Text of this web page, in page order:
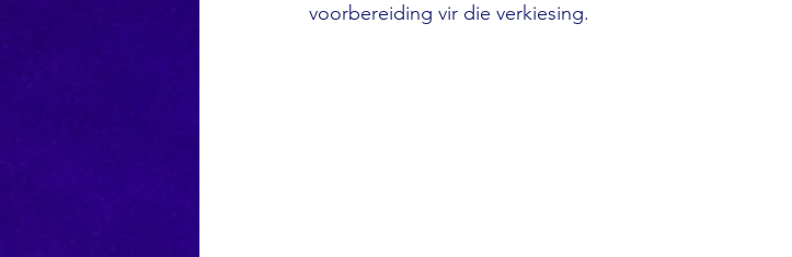
voorbereiding vir die verkiesing.